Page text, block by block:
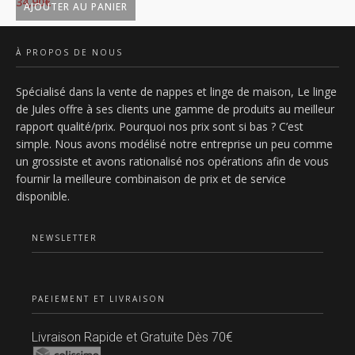
AJOUTER AU PANIER
prix
initial
39,99€.
prix
actuel
34,90€.
À PROPOS DE NOUS
Spécialisé dans la vente de nappes et linge de maison, Le linge
de Jules offre à ses clients une gamme de produits au meilleur
rapport qualité/prix. Pourquoi nos prix sont si bas ? C’est
simple. Nous avons modélisé notre entreprise un peu comme
un grossiste et avons rationalisé nos opérations afin de vous
fournir la meilleure combinaison de prix et de service
disponible.
NEWSLETTER
PAEIEMENT ET LIVRAISON
Livraison Rapide et Gratuite Dès 70€